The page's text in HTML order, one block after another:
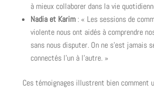
à mieux collaborer dans la vie
Nadia et Karim: « Les sessions de
violente nous ont aidés à comprendre
sans nous disputer. On ne s’est jamais
connectés l’un à l’autre. »
Ces témoignages illustrent bien comment